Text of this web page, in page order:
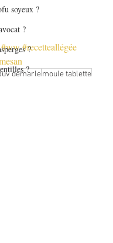
soyeux ?
?
?
?
#ww#recetteallégée
demarlemoule tablette